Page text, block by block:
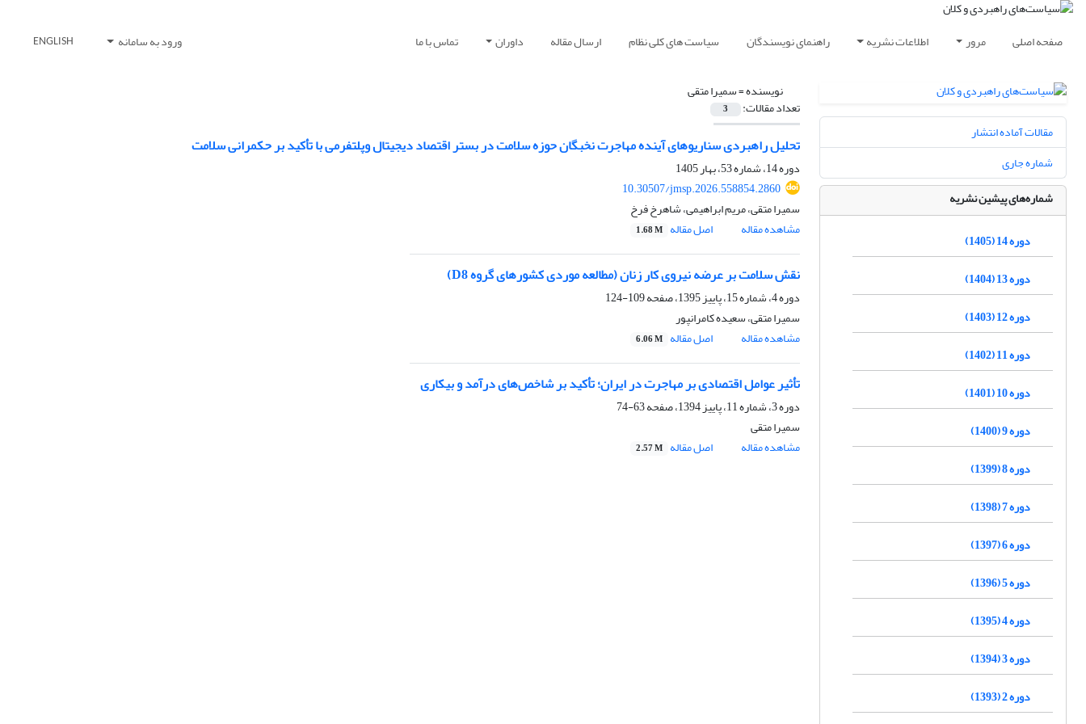
صفحه اصلی مرور اطلاعات نشریه راهنمای نویسندگان سیاست های کلی نظام ارسال مقاله داوران تماس با ما ورود به سامانه ENGLISH
نویسنده =سمیرا متقی
تعداد مقالات: 3
تحلیل راهبردی سناریوهای آینده مهاجرت نخبگان حوزه سلامت در بستر اقتصاد دیجیتال وپلتفرمی با تأکید بر حکمرانی سلامت
دوره 14، شماره 53، بهار 1405
10.30507/jmsp.2026.558854.2860
سمیرا متقی، مریم ابراهیمی، شاهرخ فرخ
مشاهده مقاله
اصل مقاله 1.68 M
نقش سلامت بر عرضه نیروی کار زنان (مطالعه موردی کشورهای گروه D8)
دوره 4، شماره 15، پاییز 1395، صفحه
109-124
سمیرا متقی، سعیده کامرانپور
مشاهده مقاله
اصل مقاله 6.06 M
تأثیر عوامل اقتصادی بر مهاجرت در ایران؛ تأکید بر شاخص‌های درآمد و بیکاری
دوره 3، شماره 11، پاییز 1394، صفحه
63-74
سمیرا متقی
مشاهده مقاله
اصل مقاله 2.57 M
مقالات آماده انتشار
شماره جاری
شماره‌های پیشین نشریه
دوره 14 (1405)
دوره 13 (1404)
دوره 12 (1403)
دوره 11 (1402)
دوره 10 (1401)
دوره 9 (1400)
دوره 8 (1399)
دوره 7 (1398)
دوره 6 (1397)
دوره 5 (1396)
دوره 4 (1395)
دوره 3 (1394)
دوره 2 (1393)